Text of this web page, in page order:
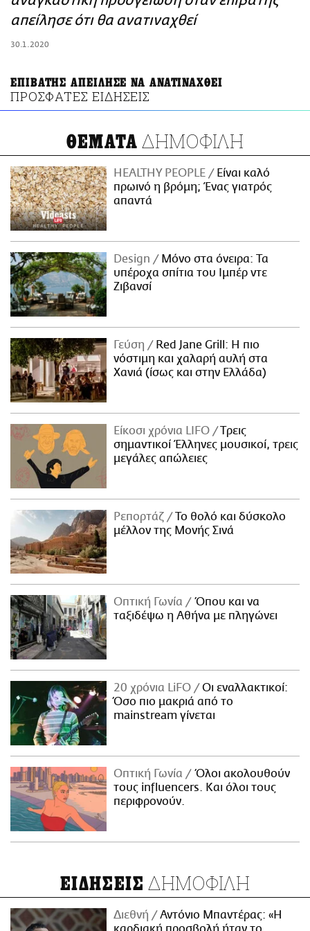
ΑΜΠΑ
απείλησε ότι θα ανατιναχθεί
30.1.2020
ΕΠΙΒΑΤΗΣ ΑΠΕΙΛΗΣΕ ΝΑ ΑΝΑΤΙΝΑΧΘΕΙ
ΠΡΟΣΦΑΤΕΣ ΕΙΔΗΣΕΙΣ
ΘΕΜΑΤΑ ΔΗΜΟΦΙΛΗ
HEALTHY PEOPLE
Είναι καλό
πρωινό η βρόμη; Ένας γιατρός
απαντά
Design
Μόνο στα όνειρα: Τα
υπέροχα σπίτια του Ιμπέρ ντε
Ζιβανσί
Γεύση
Red Jane Grill: Η πιο
νόστιμη και χαλαρή αυλή στα
Χανιά (ίσως και στην Ελλάδα)
Είκοσι χρόνια LIFO
Tρεις
σημαντικοί Έλληνες μουσικοί, τρεις
μεγάλες απώλειες
Ρεπορτάζ
Το θολό και δύσκολο
μέλλον της Μονής Σινά
Οπτική Γωνία
Όπου και να
ταξιδέψω η Αθήνα με πληγώνει
20 χρόνια LiFO
Οι εναλλακτικοί:
Όσο πιο μακριά από το
mainstream γίνεται
Οπτική Γωνία
Όλοι ακολουθούν
τους influencers. Και όλοι τους
περιφρονούν.
ΕΙΔΗΣΕΙΣ ΔΗΜΟΦΙΛΗ
Διεθνή
Αντόνιο Μπαντέρας: «Η